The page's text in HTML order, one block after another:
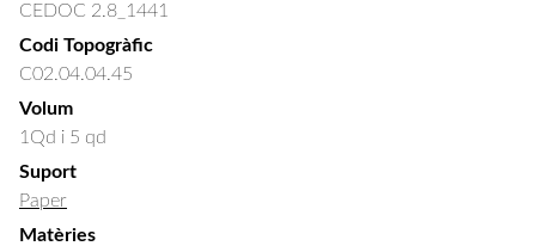
CEDOC 2.8_1441
Codi Topogràfic
C02.04.04.45
Volum
1Qd i 5 qd
Suport
Paper
Matèries